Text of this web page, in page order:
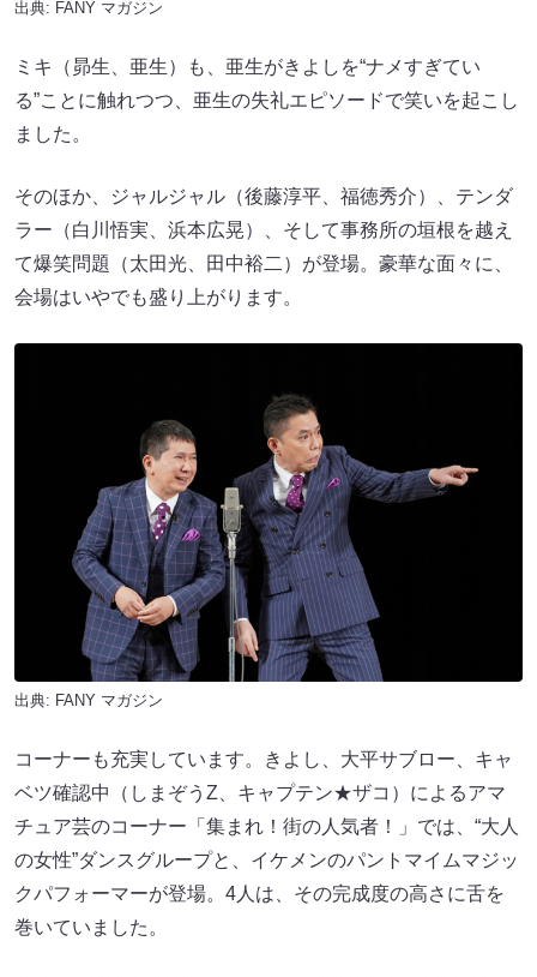
出典: FANY マガジン
ミキ（昴生、亜生）も、亜生がきよしを“ナメすぎてい
る”ことに触れつつ、亜生の失礼エピソードで笑いを起こし
ました。
そのほか、ジャルジャル（後藤淳平、福徳秀介）、テンダ
ラー（白川悟実、浜本広晃）、そして事務所の垣根を越え
て爆笑問題（太田光、田中裕二）が登場。豪華な面々に、
会場はいやでも盛り上がります。
出典: FANY マガジン
コーナーも充実しています。きよし、大平サブロー、キャ
ベツ確認中（しまぞうZ、キャプテン★ザコ）によるアマ
チュア芸のコーナー「集まれ！街の人気者！」では、“大人
の女性”ダンスグループと、イケメンのパントマイムマジッ
クパフォーマーが登場。4人は、その完成度の高さに舌を
巻いていました。